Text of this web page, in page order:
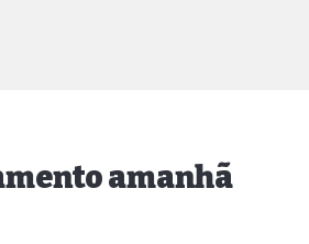
amanhã